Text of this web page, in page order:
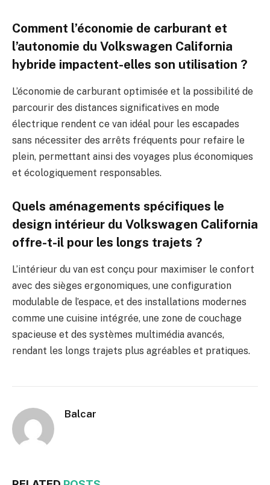
Comment l’économie de carburant et
l’autonomie du Volkswagen California
hybride impactent-elles son utilisation ?
L’économie de carburant optimisée et la possibilité de
parcourir des distances significatives en mode
électrique rendent ce van idéal pour les escapades
sans nécessiter des arrêts fréquents pour refaire le
plein, permettant ainsi des voyages plus économiques
et écologiquement responsables.
Quels aménagements spécifiques le
design intérieur du Volkswagen California
offre-t-il pour les longs trajets ?
L’intérieur du van est conçu pour maximiser le confort
avec des sièges ergonomiques, une configuration
modulable de l’espace, et des installations modernes
comme une cuisine intégrée, une zone de couchage
spacieuse et des systèmes multimédia avancés,
rendant les longs trajets plus agréables et pratiques.
Balcar